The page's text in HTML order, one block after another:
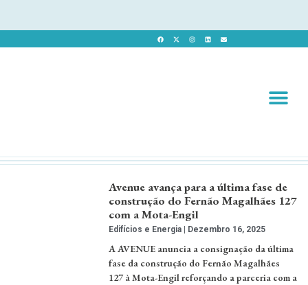
Avenue avança para a última fase de
construção do Fernão Magalhães 127
com a Mota-Engil
Edifícios e Energia Dezembro 16, 2025
A AVENUE anuncia a consignação da última
fase da construção do Fernão Magalhães
127 à Mota-Engil reforçando a parceria com a